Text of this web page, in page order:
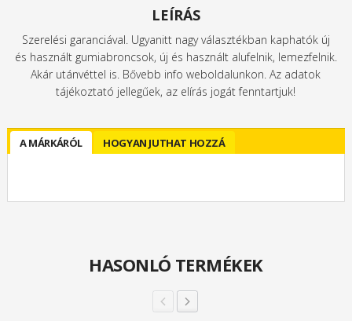
LEÍRÁS
Szerelési garanciával. Ugyanitt nagy választékban kaphatók új
és használt gumiabroncsok, új és használt alufelnik, lemezfelnik.
Akár utánvéttel is. Bővebb info weboldalunkon. Az adatok
tájékoztató jellegűek, az elírás jogát fenntartjuk!
A MÁRKÁRÓL HOGYAN JUTHAT HOZZÁ
HASONLÓ TERMÉKEK